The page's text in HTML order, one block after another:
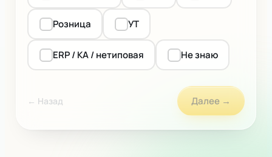
Розница УТ
ERP / КА / нетиповая Не знаю
← Назад Далее →